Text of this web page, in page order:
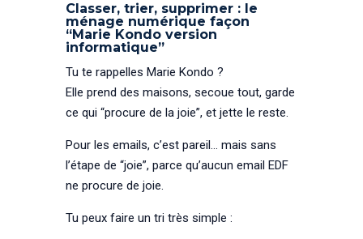
Classer, trier, supprimer : le
ménage numérique façon
“Marie Kondo version
informatique”
Tu te rappelles Marie Kondo ?
Elle prend des maisons, secoue tout, garde
ce qui “procure de la joie”, et jette le reste.
Pour les emails, c’est pareil… mais sans
l’étape de “joie”, parce qu’aucun email EDF
ne procure de joie.
Tu peux faire un tri très simple :